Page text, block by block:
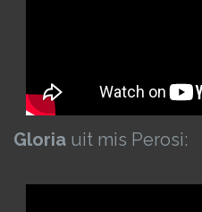
Gloria uit mis Perosi: